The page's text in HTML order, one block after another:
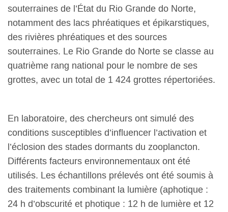
souterraines de l’État du Rio Grande do Norte,
notamment des lacs phréatiques et épikarstiques,
des rivières phréatiques et des sources
souterraines. Le Rio Grande do Norte se classe au
quatrième rang national pour le nombre de ses
grottes, avec un total de 1 424 grottes répertoriées.
En laboratoire, des chercheurs ont simulé des
conditions susceptibles d’influencer l’activation et
l’éclosion des stades dormants du zooplancton.
Différents facteurs environnementaux ont été
utilisés. Les échantillons prélevés ont été soumis à
des traitements combinant la lumière (aphotique :
24 h d’obscurité et photique : 12 h de lumière et 12